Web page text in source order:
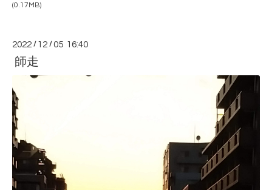
(0.17MB)
2022 / 12 /05 16:40
師走